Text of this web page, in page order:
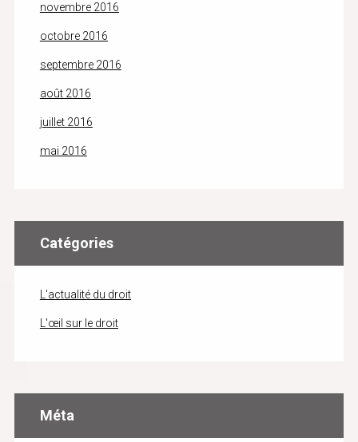
novembre 2016
octobre 2016
septembre 2016
août 2016
juillet 2016
mai 2016
Catégories
L'actualité du droit
L'œil sur le droit
Méta